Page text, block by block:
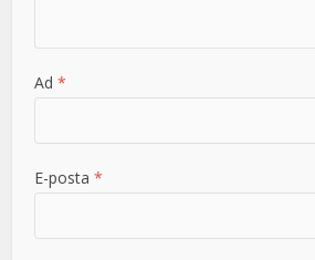
Ad*
E-posta*